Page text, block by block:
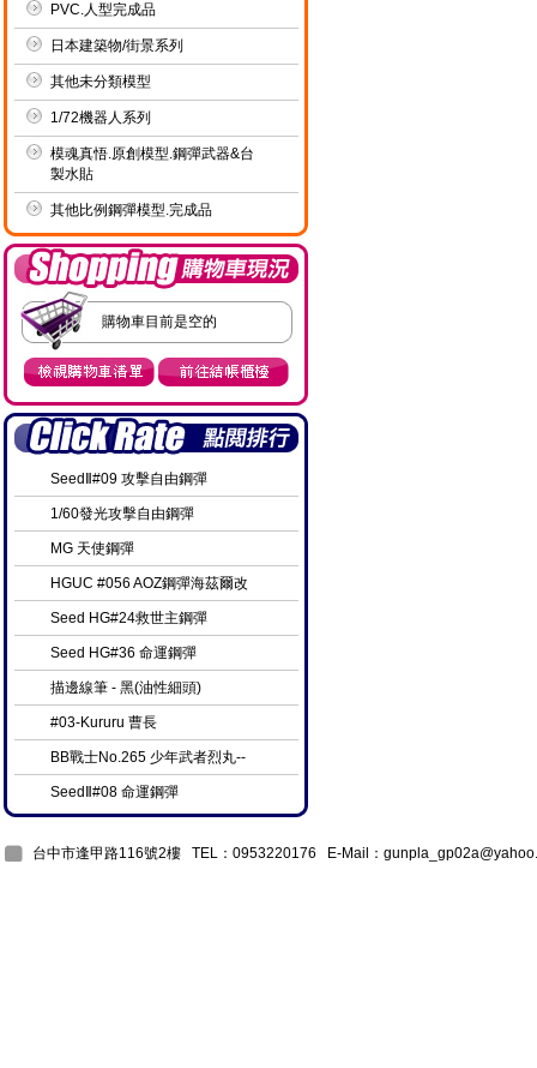
PVC.人型完成品
日本建築物/街景系列
其他未分類模型
1/72機器人系列
模魂真悟.原創模型.鋼彈武器&台
製水貼
其他比例鋼彈模型.完成品
購物車目前是空的
SeedⅡ#09 攻擊自由鋼彈
1/60發光攻擊自由鋼彈
MG 天使鋼彈
HGUC #056 AOZ鋼彈海茲爾改
Seed HG#24救世主鋼彈
Seed HG#36 命運鋼彈
描邊線筆 - 黑(油性細頭)
#03-Kururu 曹長
BB戰士No.265 少年武者烈丸--
SeedⅡ#08 命運鋼彈
台中市逢甲路116號2樓 TEL：0953220176 E-Mail：